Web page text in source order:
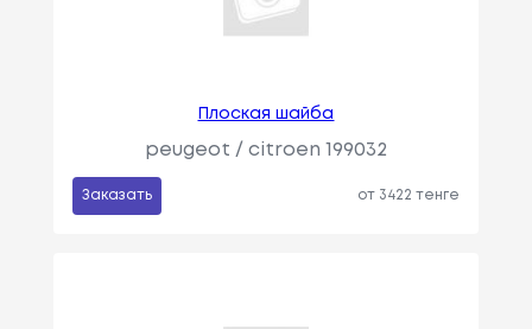
Плоская шайба
peugeot / citroen 199032
Заказать от 3422 тенге